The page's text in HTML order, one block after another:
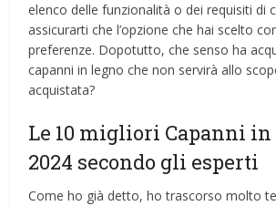
elenco delle funzionalità o dei requisiti di
assicurarti che l’opzione che hai scelto
preferenze. Dopotutto, che senso ha
capanni in legno che non servirà allo
acquistata?
Le 10 migliori Capanni
2024 secondo gli esperti
Come ho già detto, ho trascorso molto